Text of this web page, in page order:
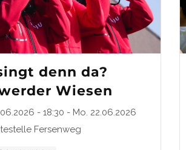
denn da?
Wiesen
- 18:30 - Mo. 22.06.2026
Fersenweg